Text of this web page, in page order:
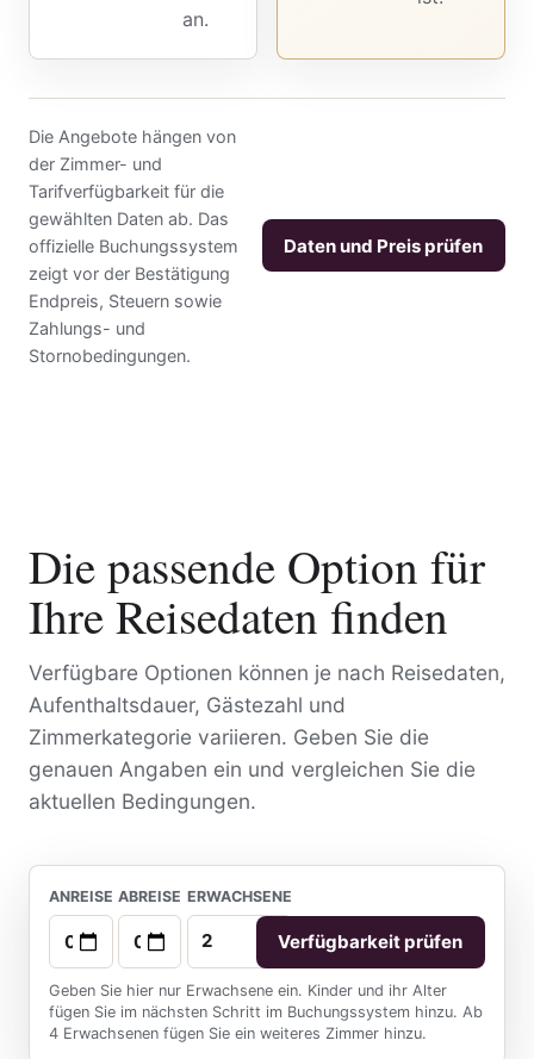
an.
Die Angebote hängen von
der Zimmer- und
Tarifverfügbarkeit für die
gewählten Daten ab. Das
offizielle Buchungssystem
zeigt vor der Bestätigung
Endpreis, Steuern sowie
Zahlungs- und
Stornobedingungen.
Daten und Preis prüfen
Die passende Option für
Ihre Reisedaten finden
Verfügbare Optionen können je nach Reisedaten,
Aufenthaltsdauer, Gästezahl und
Zimmerkategorie variieren. Geben Sie die
genauen Angaben ein und vergleichen Sie die
aktuellen Bedingungen.
ANREISE ABREISE ERWACHSENE
Verfügbarkeit prüfen
Geben Sie hier nur Erwachsene ein. Kinder und ihr Alter
fügen Sie im nächsten Schritt im Buchungssystem hinzu. Ab
4 Erwachsenen fügen Sie ein weiteres Zimmer hinzu.